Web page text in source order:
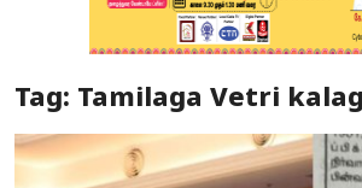
Special Story
Tag: Tamilaga Vetri